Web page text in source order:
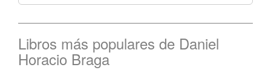
Libros más populares de Daniel
Horacio Braga